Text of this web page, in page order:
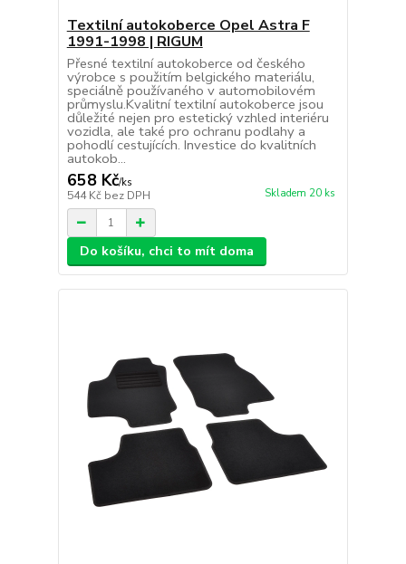
Textilní autokoberce Opel Astra F
1991-1998 | RIGUM
Přesné textilní autokoberce od českého
výrobce s použitím belgického materiálu,
speciálně používaného v automobilovém
průmyslu.Kvalitní textilní autokoberce jsou
důležité nejen pro estetický vzhled interiéru
vozidla, ale také pro ochranu podlahy a
pohodlí cestujících. Investice do kvalitních
autokob...
658 Kč/ks
544 Kč bez DPH Skladem 20 ks
Do košíku, chci to mít doma